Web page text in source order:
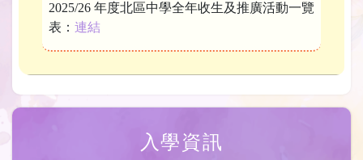
入學資訊
2025/26 年度北區中學全年收生及推廣活動一覽
表： 連結